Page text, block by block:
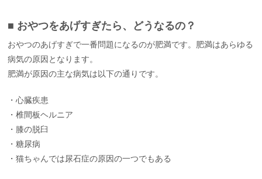
■ おやつをあげすぎたら、どうなるの？
おやつのあげすぎで一番問題になるのが肥満です。肥満はあらゆる
病気の原因となります。
肥満が原因の主な病気は以下の通りです。
・心臓疾患
・椎間板ヘルニア
・膝の脱臼
・糖尿病
・猫ちゃんでは尿石症の原因の一つでもある